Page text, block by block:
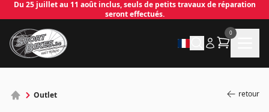
Du 25 juillet au 11 août inclus, seuls de petits travaux de réparation
seront effectués.
0
Outlet retour